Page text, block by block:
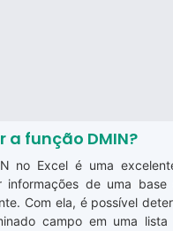
a função DMIN?
no Excel é uma
informações de uma
Com ela, é possível
campo em uma